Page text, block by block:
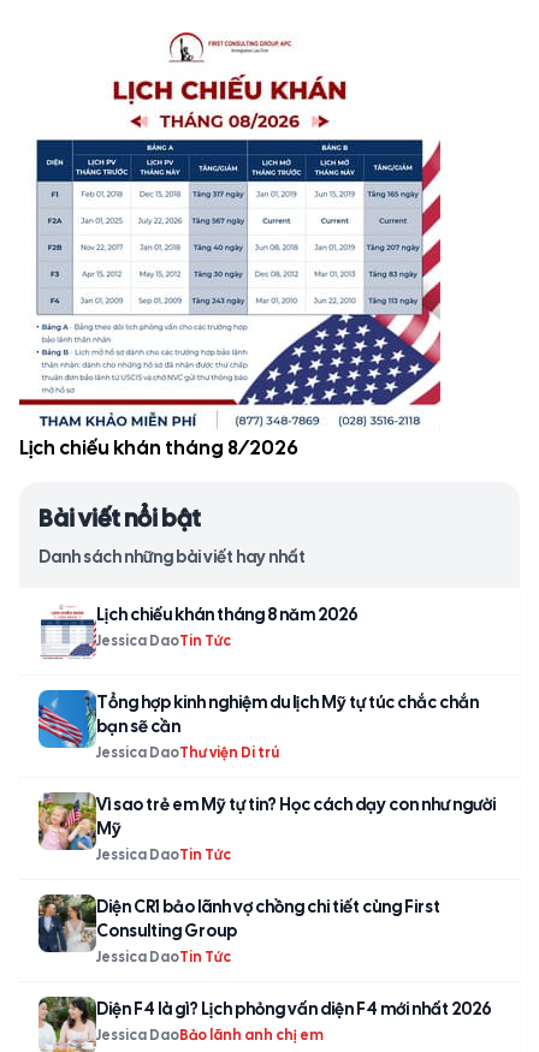
Lịch chiếu khán tháng 8/2026
Bài viết nổi bật
Danh sách những bài viết hay nhất
Lịch chiếu khán tháng 8 năm 2026
Jessica DaoTin Tức
Tổng hợp kinh nghiệm du lịch Mỹ tự túc chắc chắn
bạn sẽ cần
Jessica DaoThư viện Di trú
Vì sao trẻ em Mỹ tự tin? Học cách dạy con như người
Mỹ
Jessica DaoTin Tức
Diện CR1 bảo lãnh vợ chồng chi tiết cùng First
Consulting Group
Jessica DaoTin Tức
Diện F4 là gì? Lịch phỏng vấn diện F4 mới nhất 2026
Jessica DaoBảo lãnh anh chị em